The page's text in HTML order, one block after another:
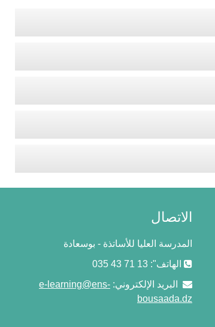
الاتصال
المدرسة العليا للأساتذة - بوسعادة
الهاتف": 13 71 43 035
البريد الإلكتروني: e-learning@ens-
bousaada.dz